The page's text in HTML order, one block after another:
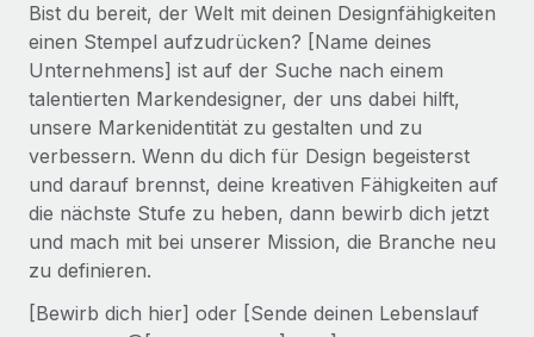
INFRASTRUKTUR
Remote Embedded
Nahtlose Integration der HR in bestehende Abläufe
Plattform
Integrierte HR-Kernfunktionen für dein Team
Verknüpfen Neu
Verknüpfung beliebiger KI-Tools mit Remote über unser
MCP
Integrationen
Mittelstand
Maßgeschneiderte HR-Lösungen, um Teams zu
vergrößern
Enterprise
Globale HR für Konzerne und Großunternehmen
PARTNER WERDEN
Strategische Technologiepartner
Flexible Einbettung von Global-HR-Funktionen in deine
LERNEN MIT REMOTE
Forschung und Leitfäden
Fallstudien
HR-Glossar
Checklisten und Vorlagen
Bibliothek für Stellenbeschreibungen
Webinare
Español
Italiano
Português (Portugal)
日本語
한국어
中文（简体）
Bist du bereit, der Welt mit deinen Designfähigkeiten
einen Stempel aufzudrücken? [Name deines
Unternehmens] ist auf der Suche nach einem
talentierten Markendesigner, der uns dabei hilft,
unsere Markenidentität zu gestalten und zu
verbessern. Wenn du dich für Design begeisterst
und darauf brennst, deine kreativen Fähigkeiten auf
die nächste Stufe zu heben, dann bewirb dich jetzt
und mach mit bei unserer Mission, die Branche neu
zu definieren.
[Bewirb dich hier] oder [Sende deinen Lebenslauf